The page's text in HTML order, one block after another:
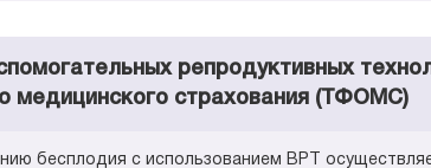
репродуктивных
медицинского страхования (ТФОМС)
бесплодия с использованием ВРТ